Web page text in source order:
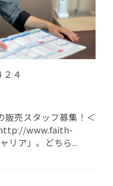
４
販売スタッフ募集！＜
http://www.faith-
リア」。どちら...